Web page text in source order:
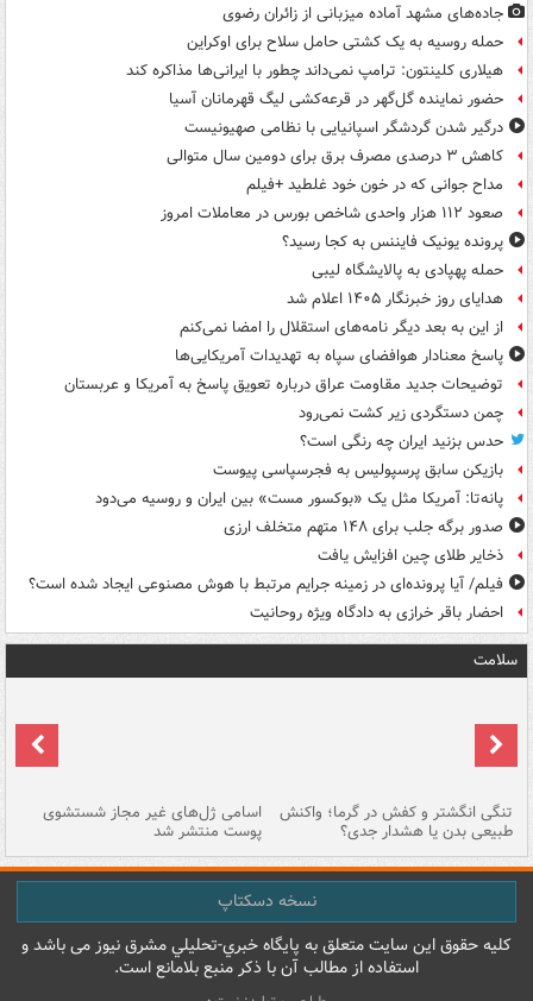
جاده‌های مشهد آماده میزبانی از زائران رضوی
حمله روسیه به یک کشتی حامل سلاح برای اوکراین
هیلاری کلینتون: ترامپ نمی‌داند چطور با ایرانی‌ها مذاکره کند
حضور نماینده گل‌گهر در قرعه‌کشی لیگ قهرمانان آسیا
درگیر شدن گردشگر اسپانیایی با نظامی صهیونیست
کاهش ۳ درصدی مصرف برق برای دومین سال متوالی
مداح جوانی که در خون خود غلطید +فیلم
صعود ۱۱۲ هزار واحدی شاخص بورس در معاملات امروز
پرونده یونیک فایننس به کجا رسید؟
حمله پهپادی به پالایشگاه لیبی
هدایای روز خبرنگار ۱۴۰۵ اعلام شد
از این به بعد دیگر نامه‌های استقلال را امضا نمی‌کنم
پاسخ معنادار هوافضای سپاه به تهدیدات آمریکایی‌ها
توضیحات جدید مقاومت عراق درباره تعویق پاسخ به آمریکا و عربستان
چمن دستگردی زیر کشت نمی‌رود
حدس بزنید ایران چه رنگی است؟
بازیکن سابق پرسپولیس به فجرسپاسی پیوست
پانه‌تا: آمریکا مثل یک «بوکسور مست» بین ایران و روسیه می‌دود
صدور برگه جلب برای ۱۴۸ متهم متخلف ارزی
ذخایر طلای چین افزایش یافت
فیلم/ آیا پرونده‌ای در زمینه جرایم مرتبط با هوش مصنوعی ایجاد شده است؟
احضار باقر خرازی به دادگاه ویژه روحانیت
سلامت
تنگی انگشتر و کفش در گرما؛ واکنش
طبیعی بدن یا هشدار جدی؟
اسامی ژل‌های غیر مجاز شستشوی
پوست منتشر شد
نسخه دسکتاپ
کليه حقوق اين سايت متعلق به پایگاه خبري-تحليلي مشرق نيوز می باشد و
استفاده از مطالب آن با ذکر منبع بلامانع است.